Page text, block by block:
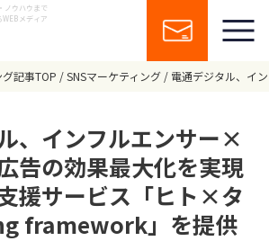
ノウハウまで
WEBメディア
記事TOP SNSマーケティング 電通デジタル、イ
、インフルエンサー×
告の効果最大化を実現
援サービス「ヒト×タ
framework」を提供